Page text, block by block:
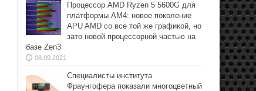
Процессор AMD Ryzen 5 5600G для
платформы АМ4: новое поколение
APU AMD со все той же графикой, но
зато новой процессорной частью на
базе Zen3
08.09.2021
Специалисты института
Фраунгофера показали многоцветный